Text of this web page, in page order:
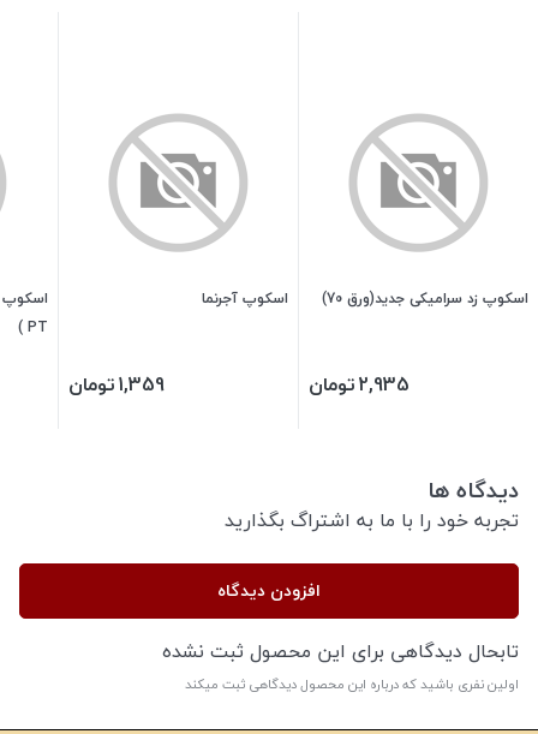
اسکوپ زد سرامیکی جدید(ورق 70)
2,935تومان
اسکوپ آجرنما
1,359تومان
PT )
دیدگاه ها
تجربه خود را با ما به اشتراگ بگذارید
افزودن دیدگاه
تابحال دیدگاهی برای این محصول ثبت نشده
اولین نفری باشید که درباره این محصول دیدگاهی ثبت میکند